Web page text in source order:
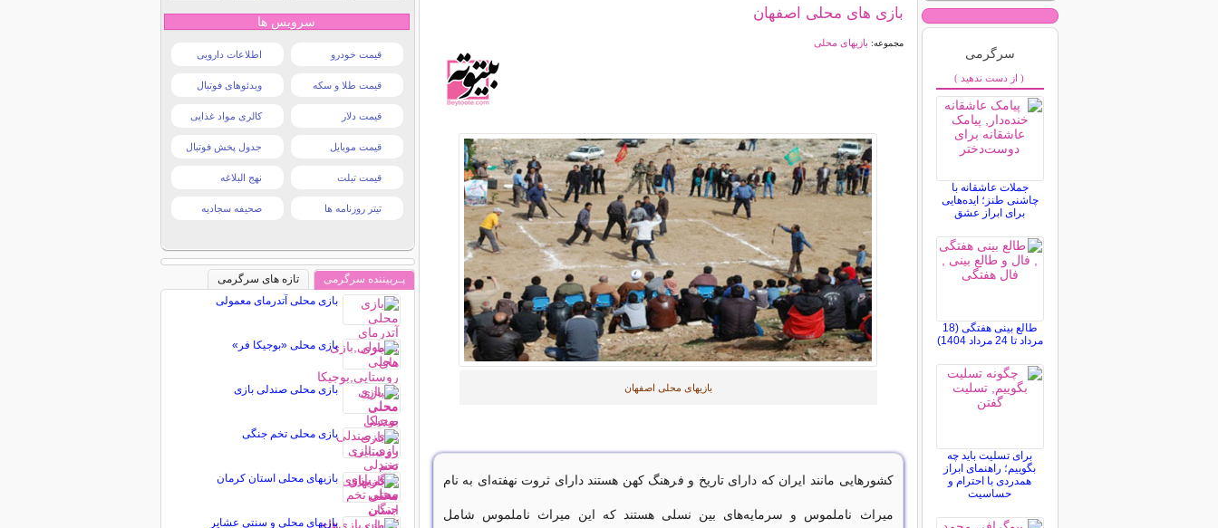
بازی های محلی اصفهان
مجموعه: بازیهای محلی
بازیهای محلی اصفهان
کشورهایی مانند ایران که دارای تاریخ و فرهنگ کهن هستند دارای ثروت نهفته‌ای به نام
میراث ناملموس و سرمایه‌های بین نسلی هستند که این میراث ناملموس شامل
سرگرمی
( از دست ندهید )
جملات عاشقانه با
چاشنی طنز؛ ایده‌هایی
برای ابراز عشق
طالع بینی هفتگی (18
مرداد تا 24 مرداد 1404)
برای تسلیت باید چه
بگوییم؛ راهنمای ابراز
همدردی با احترام و
حساسیت
سرویس ها
قیمت خودرو اطلاعات دارویی
قیمت طلا و سکه ویدئوهای فوتبال
قیمت دلار کالری مواد غذایی
قیمت موبایل جدول پخش فوتبال
قیمت تبلت نهج البلاغه
تیتر روزنامه ها صحیفه سجادیه
پـربیننده سرگرمی
تازه های سرگرمی
بازی محلی آتدرماى معمولى
بازی محلی «بوجيکا فر»
بازی محلی صندلی بازی
بازی محلی تخم جنگی
بازیهای محلی استان کرمان
بازیهای محلی و سنتی عشایر